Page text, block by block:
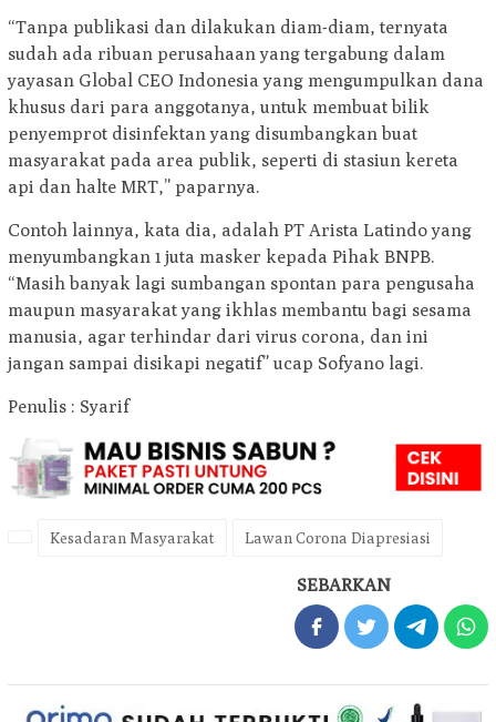
“Tanpa publikasi dan dilakukan diam-diam, ternyata
sudah ada ribuan perusahaan yang tergabung dalam
yayasan Global CEO Indonesia yang mengumpulkan dana
khusus dari para anggotanya, untuk membuat bilik
penyemprot disinfektan yang disumbangkan buat
masyarakat pada area publik, seperti di stasiun kereta
api dan halte MRT,” paparnya.
Contoh lainnya, kata dia, adalah PT Arista Latindo yang
menyumbangkan 1 juta masker kepada Pihak BNPB.
“Masih banyak lagi sumbangan spontan para pengusaha
maupun masyarakat yang ikhlas membantu bagi sesama
manusia, agar terhindar dari virus corona, dan ini
jangan sampai disikapi negatif” ucap Sofyano lagi.
Penulis : Syarif
Kesadaran Masyarakat Lawan Corona Diapresiasi
SEBARKAN